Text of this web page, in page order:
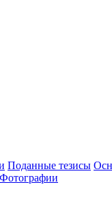
Поданные тезисы
Фотографии